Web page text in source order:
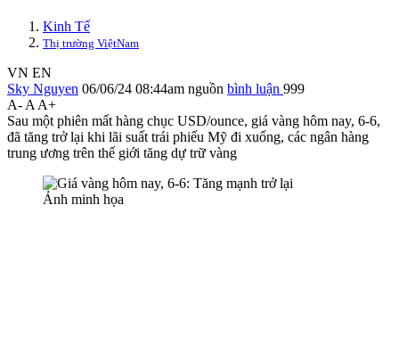
Kinh Tế
Thị trường ViệtNam
VN EN
Sky Nguyen 06/06/24 08:44am nguồn bình luận 999
A- A A+
Sau một phiên mất hàng chục USD/ounce, giá vàng hôm nay, 6-6,
đã tăng trở lại khi lãi suất trái phiếu Mỹ đi xuống, các ngân hàng
trung ương trên thế giới tăng dự trữ vàng
Ảnh minh họa